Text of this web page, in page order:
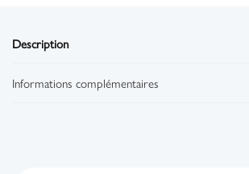
Description
Informations complémentaires